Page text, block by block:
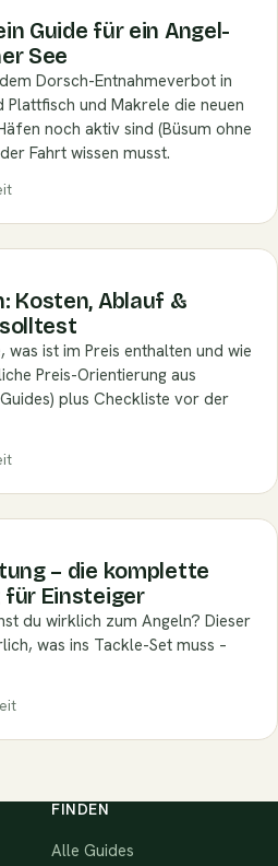
Guide für ein Angel-
See
Dorsch-Entnahmeverbot in
Plattfisch und Makrele die neuen
noch aktiv sind (Büsum ohne
Fahrt wissen musst.
Kosten, Ablauf &
was ist im Preis enthalten und wie
Preis-Orientierung aus
plus Checkliste vor der
– die komplette
Einsteiger
du wirklich zum Angeln? Dieser
was ins Tackle-Set muss –
FINDEN
Alle Guides